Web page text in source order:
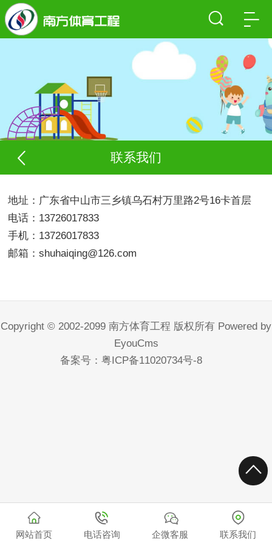
联系我们
地址：广东省中山市三乡镇乌石村万里路2号16卡首层
电话：13726017833
手机：13726017833
邮箱：shuhaiqing@126.com
Copyright © 2002-2099 南方体育工程 版权所有 Powered by
EyouCms
备案号： 粤ICP备11020734号-8
网站首页 电话咨询 企微客服 联系我们